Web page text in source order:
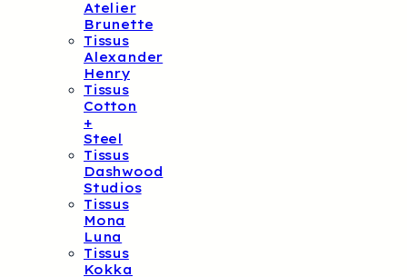
Atelier
Brunette
Tissus
Alexander
Henry
Tissus
Cotton
+
Steel
Tissus
Dashwood
Studios
Tissus
Mona
Luna
Tissus
Kokka